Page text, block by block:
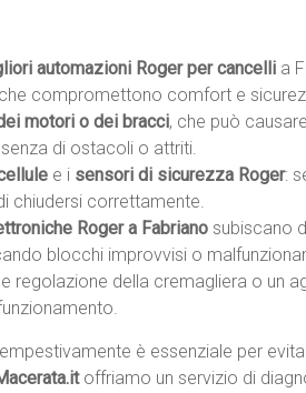
automazioni Roger per cancelli a
compromettono comfort e
motori o dei bracci, che può
di ostacoli o attriti.
e i sensori di sicurezza Roger:
chiudersi correttamente.
Roger a Fabriano subiscano
blocchi improvvisi o
regolazione della cremagliera o un
è essenziale per
offriamo un servizio di